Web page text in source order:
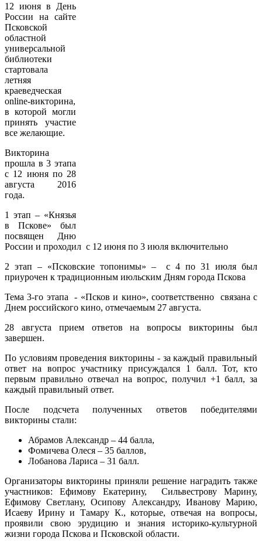
12 июня в День
России на сайте
Псковской
областной
универсальной
библиотеки
стартовала
летняя
краеведческая
online-викторина,
в которой могли
принять участие
все желающие.
Викторина
прошла в 3 этапа
с 12 июня по 28
августа 2016
года.
1 этап – «Князья
в Пскове» был
посвящен Дню
России и проходил с 12 июня по 3 июля включительно
2 этап – «Псковские топонимы» – с 4 по 31 июля был
приурочен к традиционным июльским Дням города Пскова
Тема 3-го этапа - «Псков и кино», соответственно связана с
Днем российского кино, отмечаемым 27 августа.
28 августа прием ответов на вопросы викторины был
завершен.
По условиям проведения викторины - за каждый правильный
ответ на вопрос участнику присуждался 1 балл. Тот, кто
первым правильно отвечал на вопрос, получил +1 балл, за
каждый правильный ответ.
После подсчета полученных ответов победителями
викторины стали:
Абрамов Александр – 44 балла,
Фомичева Олеся – 35 баллов,
Лобанова Лариса – 31 балл.
Организаторы викторины приняли решение наградить также
участников: Ефимову Екатерину, Сильвестрову Марину,
Ефимову Светлану, Осипову Александру, Иванову Марию,
Исаеву Ирину и Тамару К., которые, отвечая на вопросы,
проявили свою эрудицию и знания историко-культурной
жизни города Пскова и Псковской области.